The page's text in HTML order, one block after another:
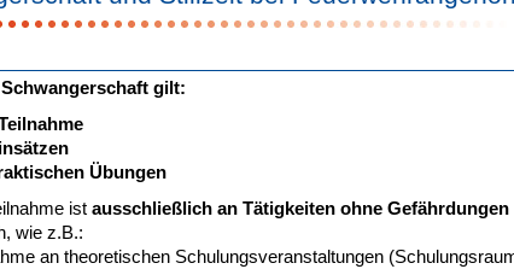
gilt:
Übungen
ist ausschließlich an Tätigkeiten ohne Gefährdungen
wie z.B.:
an theoretischen Schulungsveranstaltungen